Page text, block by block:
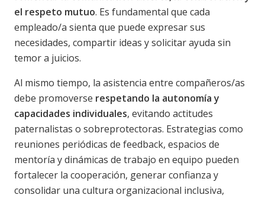
el respeto mutuo. Es fundamental que cada
empleado/a sienta que puede expresar sus
necesidades, compartir ideas y solicitar ayuda sin
temor a juicios.
Al mismo tiempo, la asistencia entre compañeros/as
debe promoverse respetando la autonomía y
capacidades individuales, evitando actitudes
paternalistas o sobreprotectoras. Estrategias como
reuniones periódicas de feedback, espacios de
mentoría y dinámicas de trabajo en equipo pueden
fortalecer la cooperación, generar confianza y
consolidar una cultura organizacional inclusiva,